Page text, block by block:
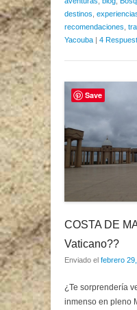
destinos,
recomendaciones,
Yacouba
4
COSTA DE
Vaticano??
Enviado el febrero
¿Te sorprendería
inmenso en pleno
Save